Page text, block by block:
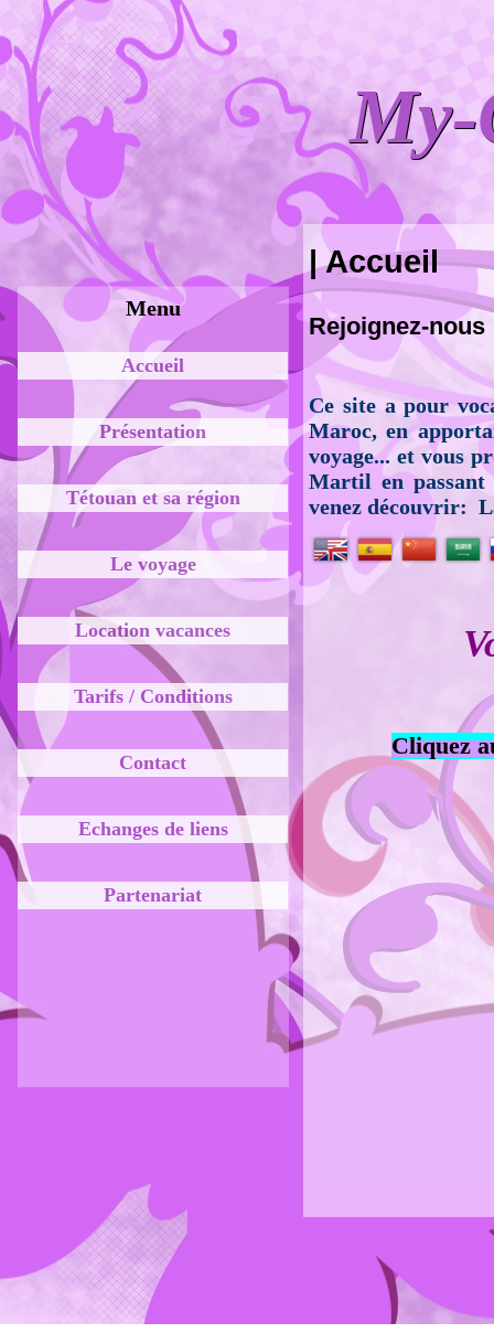
My-
My-
Menu
Accueil
Présentation
Tétouan et sa région
Le voyage
Location vacances
Tarifs / Conditions
Contact
Echanges de liens
Partenariat
| Accueil
Rejoignez-nous
Ce site a pour
Maroc, en
voyage... et vous
Martil en
venez découvrir:
Cliquez
Et bien